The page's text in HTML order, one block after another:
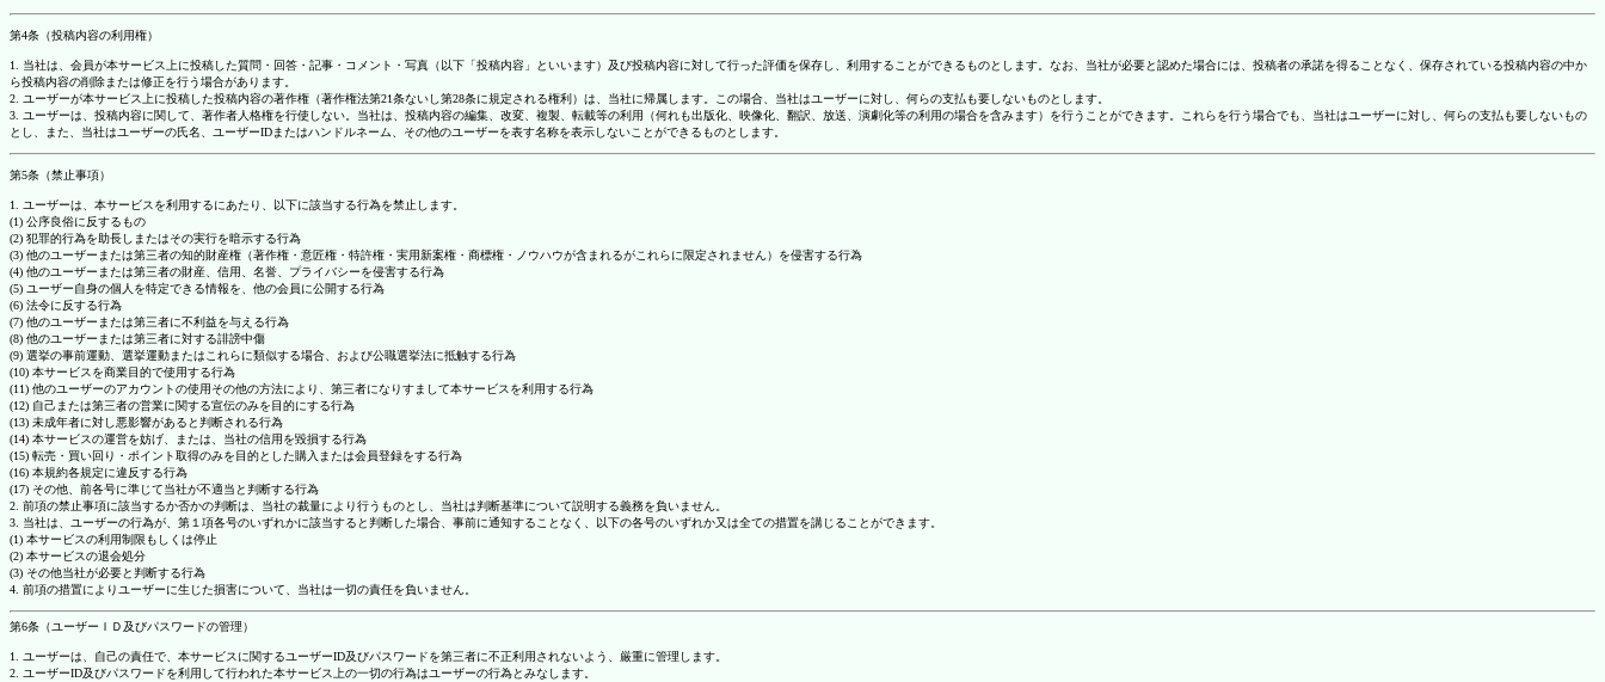
第4条（投稿内容の利用権）
1. 当社は、会員が本サービス上に投稿した質問・回答・記事・コメント・写真（以下「投稿内容」といいます）及び投稿内容に対して行った評価を保存し、利用することができるものとします。なお、当社が必要と認めた場合には、投稿者の承諾を得ることなく、保存されている投稿内容の中か
ら投稿内容の削除または修正を行う場合があります。
2. ユーザーが本サービス上に投稿した投稿内容の著作権（著作権法第21条ないし第28条に規定される権利）は、当社に帰属します。この場合、当社はユーザーに対し、何らの支払も要しないものとします。
3. ユーザーは、投稿内容に関して、著作者人格権を行使しない。当社は、投稿内容の編集、改変、複製、転載等の利用（何れも出版化、映像化、翻訳、放送、演劇化等の利用の場合を含みます）を行うことができます。これらを行う場合でも、当社はユーザーに対し、何らの支払も要しないもの
とし、また、当社はユーザーの氏名、ユーザーIDまたはハンドルネーム、その他のユーザーを表す名称を表示しないことができるものとします。
第5条（禁止事項）
1. ユーザーは、本サービスを利用するにあたり、以下に該当する行為を禁止します。
(1) 公序良俗に反するもの
(2) 犯罪的行為を助長しまたはその実行を暗示する行為
(3) 他のユーザーまたは第三者の知的財産権（著作権・意匠権・特許権・実用新案権・商標権・ノウハウが含まれるがこれらに限定されません）を侵害する行為
(4) 他のユーザーまたは第三者の財産、信用、名誉、プライバシーを侵害する行為
(5) ユーザー自身の個人を特定できる情報を、他の会員に公開する行為
(6) 法令に反する行為
(7) 他のユーザーまたは第三者に不利益を与える行為
(8) 他のユーザーまたは第三者に対する誹謗中傷
(9) 選挙の事前運動、選挙運動またはこれらに類似する場合、および公職選挙法に抵触する行為
(10) 本サービスを商業目的で使用する行為
(11) 他のユーザーのアカウントの使用その他の方法により、第三者になりすまして本サービスを利用する行為
(12) 自己または第三者の営業に関する宣伝のみを目的にする行為
(13) 未成年者に対し悪影響があると判断される行為
(14) 本サービスの運営を妨げ、または、当社の信用を毀損する行為
(15) 転売・買い回り・ポイント取得のみを目的とした購入または会員登録をする行為
(16) 本規約各規定に違反する行為
(17) その他、前各号に準じて当社が不適当と判断する行為
2. 前項の禁止事項に該当するか否かの判断は、当社の裁量により行うものとし、当社は判断基準について説明する義務を負いません。
3. 当社は、ユーザーの行為が、第１項各号のいずれかに該当すると判断した場合、事前に通知することなく、以下の各号のいずれか又は全ての措置を講じることができます。
(1) 本サービスの利用制限もしくは停止
(2) 本サービスの退会処分
(3) その他当社が必要と判断する行為
4. 前項の措置によりユーザーに生じた損害について、当社は一切の責任を負いません。
第6条（ユーザーＩＤ及びパスワードの管理）
1. ユーザーは、自己の責任で、本サービスに関するユーザーID及びパスワードを第三者に不正利用されないよう、厳重に管理します。
2. ユーザーID及びパスワードを利用して行われた本サービス上の一切の行為はユーザーの行為とみなします。